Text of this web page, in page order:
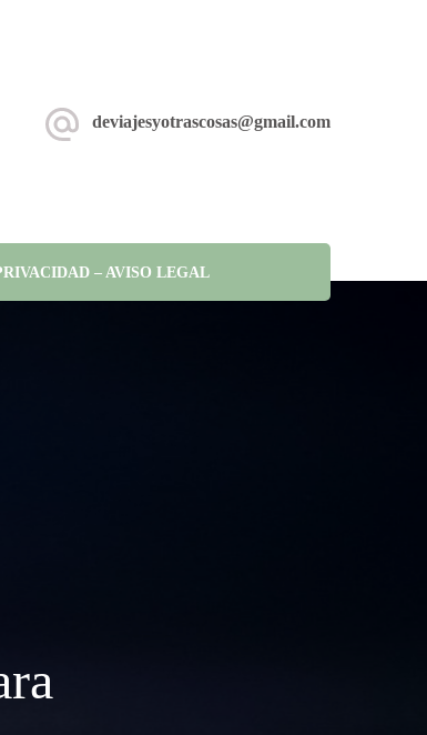
deviajesyotrascosas@gmail.com
– AVISO LEGAL